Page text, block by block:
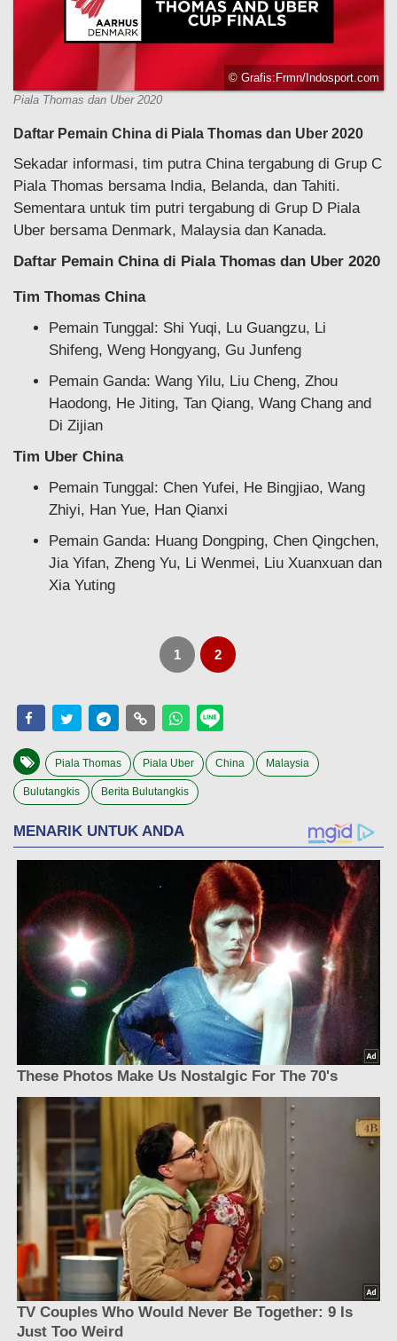
© Grafis:Frmn/Indosport.com
Piala Thomas dan Uber 2020
Daftar Pemain China di Piala Thomas dan Uber 2020
Sekadar informasi, tim putra China tergabung di Grup C
Piala Thomas bersama India, Belanda, dan Tahiti.
Sementara untuk tim putri tergabung di Grup D Piala
Uber bersama Denmark, Malaysia dan Kanada.
Daftar Pemain China di Piala Thomas dan Uber 2020
Tim Thomas China
Pemain Tunggal: Shi Yuqi, Lu Guangzu, Li
Shifeng, Weng Hongyang, Gu Junfeng
Pemain Ganda: Wang Yilu, Liu Cheng, Zhou
Haodong, He Jiting, Tan Qiang, Wang Chang and
Di Zijian
Tim Uber China
Pemain Tunggal: Chen Yufei, He Bingjiao, Wang
Zhiyi, Han Yue, Han Qianxi
Pemain Ganda: Huang Dongping, Chen Qingchen,
Jia Yifan, Zheng Yu, Li Wenmei, Liu Xuanxuan dan
Xia Yuting
1 2
Piala Thomas Piala Uber China Malaysia
Bulutangkis Berita Bulutangkis